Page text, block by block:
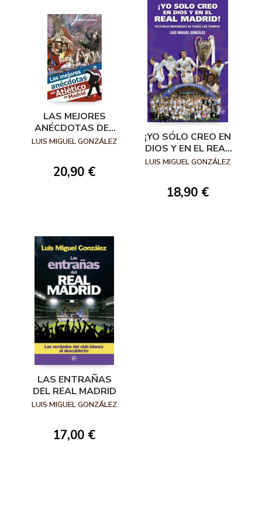
LAS MEJORES
ANÉCDOTAS DEL
ATLÉTICO DE
LUIS MIGUEL GONZÁLEZ
20,90 €
¡YO SÓLO CREO EN
DIOS Y EN EL REAL
MADRID!
MERENGUES DE
TODOS LOS
LUIS MIGUEL GONZÁLEZ
18,90 €
LAS ENTRAÑAS
DEL REAL MADRID
LUIS MIGUEL GONZÁLEZ
17,00 €